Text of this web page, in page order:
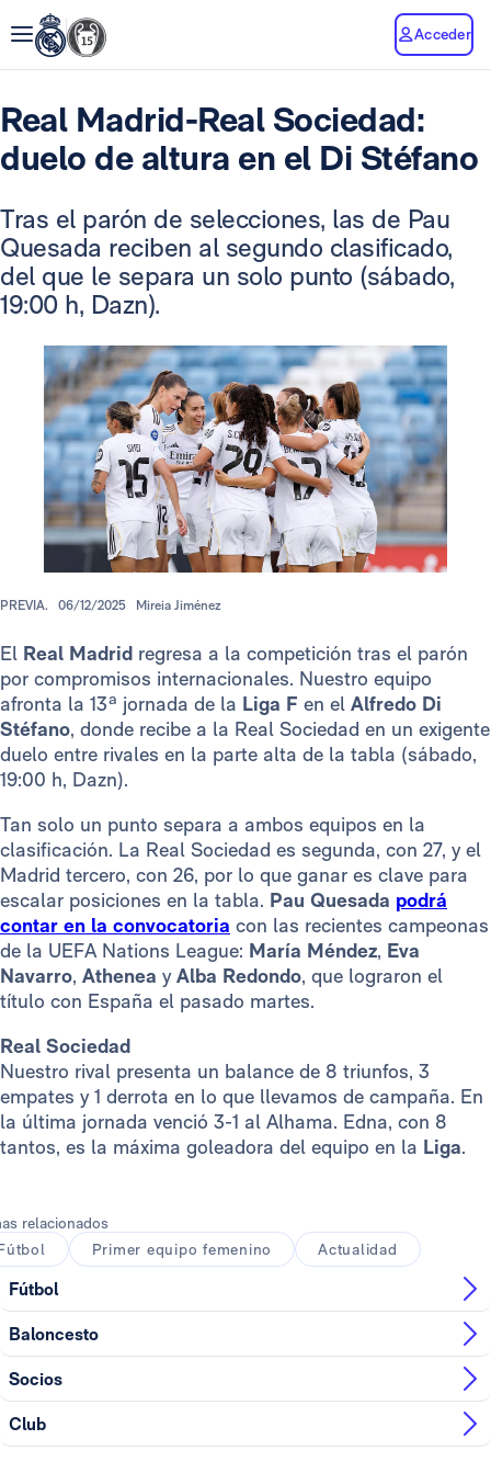
Acceder
Real Madrid-Real Sociedad:
duelo de altura en el Di Stéfano
Tras el parón de selecciones, las de Pau
Quesada reciben al segundo clasificado,
del que le separa un solo punto (sábado,
19:00 h, Dazn).
PREVIA. 06/12/2025 Mireia Jiménez
El Real Madrid regresa a la competición tras el parón
por compromisos internacionales. Nuestro equipo
afronta la 13ª jornada de la Liga F en el Alfredo Di
Stéfano, donde recibe a la Real Sociedad en un exigente
duelo entre rivales en la parte alta de la tabla (sábado,
19:00 h, Dazn).
Tan solo un punto separa a ambos equipos en la
clasificación. La Real Sociedad es segunda, con 27, y el
Madrid tercero, con 26, por lo que ganar es clave para
escalar posiciones en la tabla. Pau Quesada podrá
contar en la convocatoria con las recientes campeonas
de la UEFA Nations League: María Méndez, Eva
Navarro, Athenea yAlba Redondo, que lograron el
título con España el pasado martes.
Real Sociedad
Nuestro rival presenta un balance de 8 triunfos, 3
empates y 1 derrota en lo que llevamos de campaña. En
la última jornada venció 3-1 al Alhama. Edna, con 8
tantos, es la máxima goleadora del equipo en la Liga.
relacionados
Primer equipo femenino Actualidad
Fútbol
Baloncesto
Socios
Club